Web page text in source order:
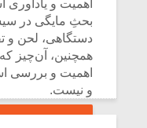
اهمیت و یادآوری
بحثِ مایگی در
دستگاهی، لحن و
همچنین، آن‌چیز
اهمیت و بررسی
و نیست.